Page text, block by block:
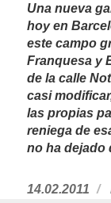
Una nueva
hoy en
este campo
Franquesa y
de la calle
casi
las propias
reniega de
no ha dejado
Publicado
14.02.2011